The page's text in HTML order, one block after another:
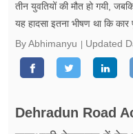
वीडियो
रिलेशनशिप
जीवन मंत्रा
फूड
तीन युवतियों की मौत हो गयी,
यह हादसा इतना भीषण था कि
By Abhimanyu
Updated
Dehradun Road